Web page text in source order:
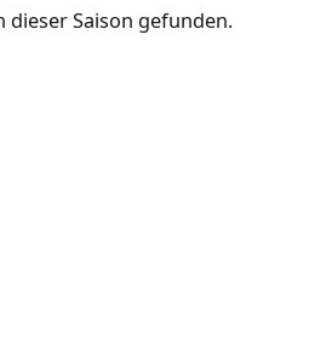
dieser Saison gefunden.